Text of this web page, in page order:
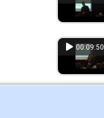
00:09:50